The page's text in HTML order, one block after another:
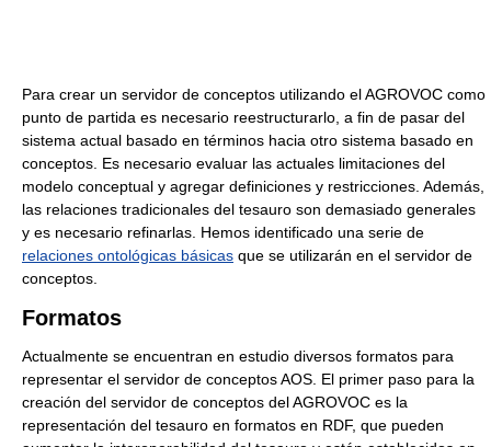
Para crear un servidor de conceptos utilizando el AGROVOC como
punto de partida es necesario reestructurarlo, a fin de pasar del
sistema actual basado en términos hacia otro sistema basado en
conceptos. Es necesario evaluar las actuales limitaciones del
modelo conceptual y agregar definiciones y restricciones. Además,
las relaciones tradicionales del tesauro son demasiado generales
y es necesario refinarlas. Hemos identificado una serie de
relaciones ontológicas básicas que se utilizarán en el servidor de
conceptos.
Formatos
Actualmente se encuentran en estudio diversos formatos para
representar el servidor de conceptos AOS. El primer paso para la
creación del servidor de conceptos del AGROVOC es la
representación del tesauro en formatos en RDF, que pueden